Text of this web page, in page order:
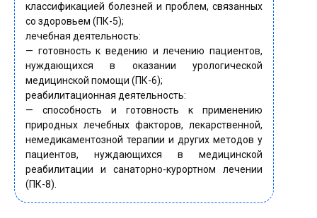
классификацией болезней и проблем, связанных
со здоровьем (ПК-5);
лечебная деятельность:
— готовность к ведению и лечению пациентов,
нуждающихся в оказании урологической
медицинской помощи (ПК-6);
реабилитационная деятельность:
— способность и готовность к применению
природных лечебных факторов, лекарственной,
немедикаментозной терапии и других методов у
пациентов, нуждающихся в медицинской
реабилитации и санаторно-курортном лечении
(ПК-8).